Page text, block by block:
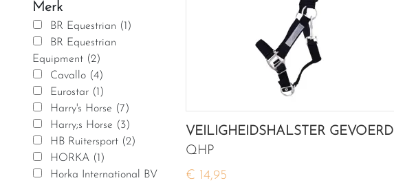
Merk
BR Equestrian (1)
BR Equestrian
Equipment (2)
Cavallo (4)
Eurostar (1)
Harry's Horse (7)
Harry;s Horse (3)
HB Ruitersport (2)
HORKA (1)
Horka International BV
VEILIGHEIDSHALSTER GEVOERD
QHP
€ 14,95